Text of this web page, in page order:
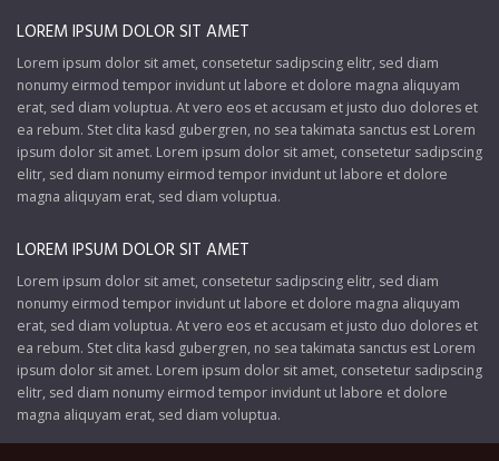
LOREM IPSUM DOLOR SIT AMET
Lorem ipsum dolor sit amet, consetetur sadipscing elitr, sed diam
nonumy eirmod tempor invidunt ut labore et dolore magna aliquyam
erat, sed diam voluptua. At vero eos et accusam et justo duo dolores et
ea rebum. Stet clita kasd gubergren, no sea takimata sanctus est Lorem
ipsum dolor sit amet. Lorem ipsum dolor sit amet, consetetur sadipscing
elitr, sed diam nonumy eirmod tempor invidunt ut labore et dolore
magna aliquyam erat, sed diam voluptua.
LOREM IPSUM DOLOR SIT AMET
Lorem ipsum dolor sit amet, consetetur sadipscing elitr, sed diam
nonumy eirmod tempor invidunt ut labore et dolore magna aliquyam
erat, sed diam voluptua. At vero eos et accusam et justo duo dolores et
ea rebum. Stet clita kasd gubergren, no sea takimata sanctus est Lorem
ipsum dolor sit amet. Lorem ipsum dolor sit amet, consetetur sadipscing
elitr, sed diam nonumy eirmod tempor invidunt ut labore et dolore
magna aliquyam erat, sed diam voluptua.